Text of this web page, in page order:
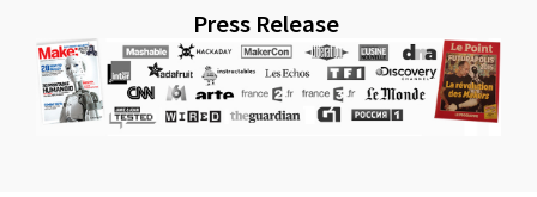
Press Release